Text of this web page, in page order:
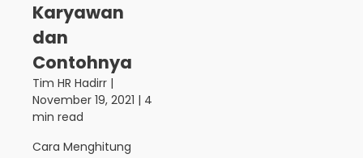
Karyawan
dan
Contohnya
Tim HR Hadirr |
November 19, 2021 | 4
min read
Cara Menghitung